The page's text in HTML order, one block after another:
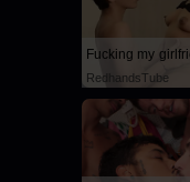
RedhandsTube